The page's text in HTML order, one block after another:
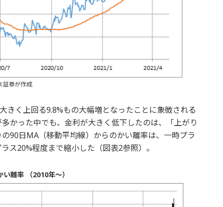
証券が作成
きく上回る9.8%もの大幅増となったことに象徴される
かった中でも、金利が大きく低下したのは、「上がり
90日MA（移動平均線）からのかい離率は、一時プラ
ス20%程度まで縮小した（図表2参照）。
離率 （2010年～）